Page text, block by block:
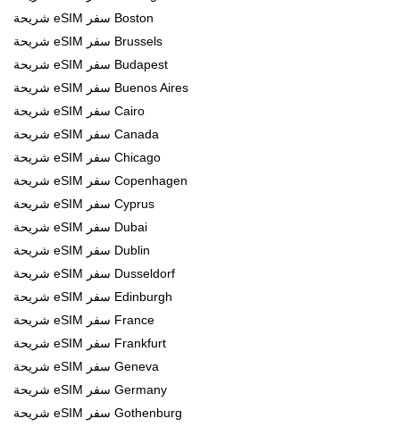
شريحة eSIM سفر Boston
شريحة eSIM سفر Brussels
شريحة eSIM سفر Budapest
شريحة eSIM سفر Buenos Aires
شريحة eSIM سفر Cairo
شريحة eSIM سفر Canada
شريحة eSIM سفر Chicago
شريحة eSIM سفر Copenhagen
شريحة eSIM سفر Cyprus
شريحة eSIM سفر Dubai
شريحة eSIM سفر Dublin
شريحة eSIM سفر Dusseldorf
شريحة eSIM سفر Edinburgh
شريحة eSIM سفر France
شريحة eSIM سفر Frankfurt
شريحة eSIM سفر Geneva
شريحة eSIM سفر Germany
شريحة eSIM سفر Gothenburg